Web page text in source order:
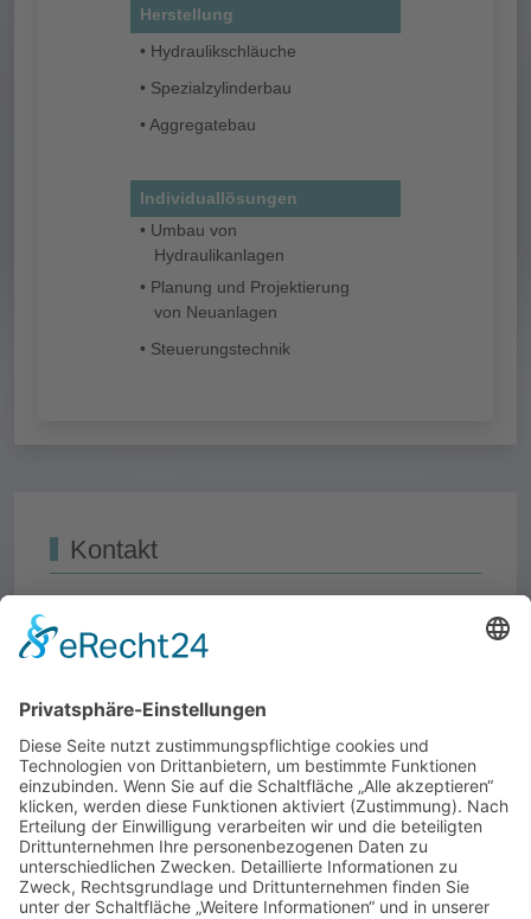
Herstellung
• Hydraulikschläuche
• Spezialzylinderbau
• Aggregatebau
Individuallösungen
• Umbau von
Hydraulikanlagen
• Planung und Projektierung
von Neuanlagen
• Steuerungstechnik
Kontakt
Dieses Formular ist durch Aimy Captcha-Less Form
Guardgeschützt.